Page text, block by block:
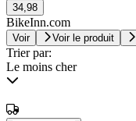
34,98
BikeInn.com
Voir Voir le produit
Trier par:
Le moins cher